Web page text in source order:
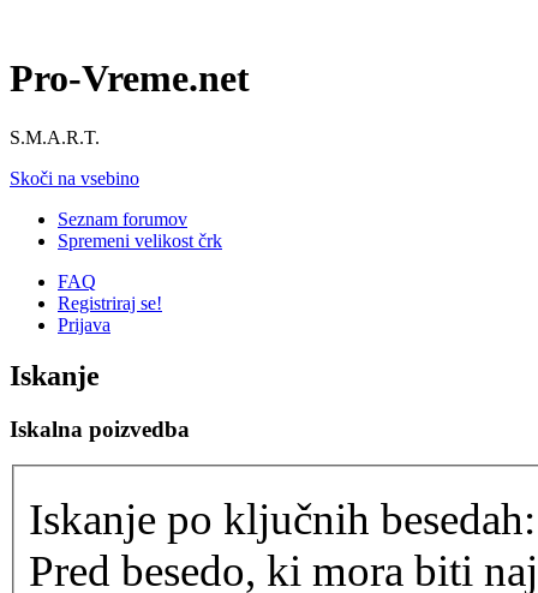
Pro-Vreme.net
S.M.A.R.T.
Skoči na vsebino
Seznam forumov
Spremeni velikost črk
FAQ
Registriraj se!
Prijava
Iskanje
Iskalna poizvedba
Iskanje po ključnih besedah:
Pred besedo, ki mora biti